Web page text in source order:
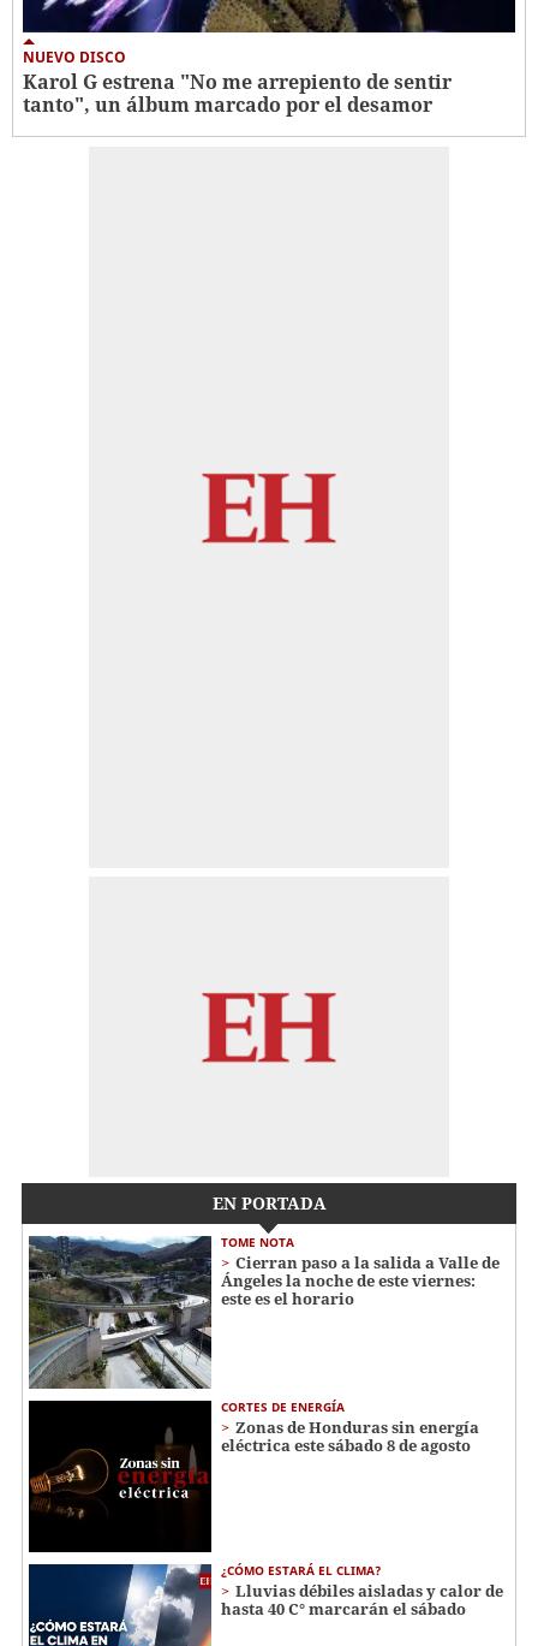
NUEVO DISCO
Karol G estrena "No me arrepiento de sentir
tanto", un álbum marcado por el desamor
EN PORTADA
TOME NOTA
Cierran paso a la salida a Valle de
Ángeles la noche de este viernes:
este es el horario
CORTES DE ENERGÍA
Zonas de Honduras sin energía
eléctrica este sábado 8 de agosto
¿CÓMO ESTARÁ EL CLIMA?
Lluvias débiles aisladas y calor de
hasta 40 C° marcarán el sábado